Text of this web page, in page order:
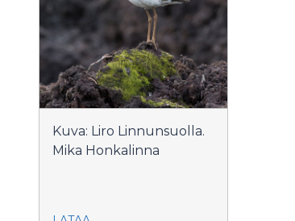
Kuva: Liro Linnunsuolla.
Mika Honkalinna